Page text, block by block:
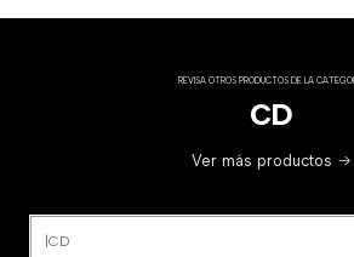
REVISA OTROS PRODUCTOS DE LA
CD
Ver más productos
CD